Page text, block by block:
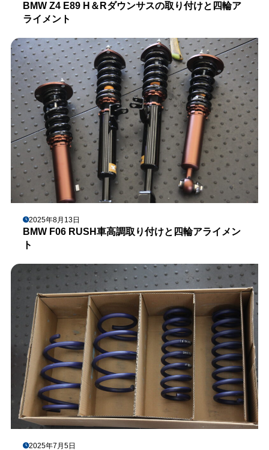
BMW Z4 E89 H＆Rダウンサスの取り付けと四輪ア
ライメント
2025年8月13日
BMW F06 RUSH車高調取り付けと四輪アライメン
ト
2025年7月5日